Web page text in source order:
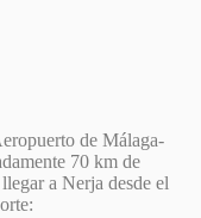
de Málaga-
70 km de
a Nerja desde el